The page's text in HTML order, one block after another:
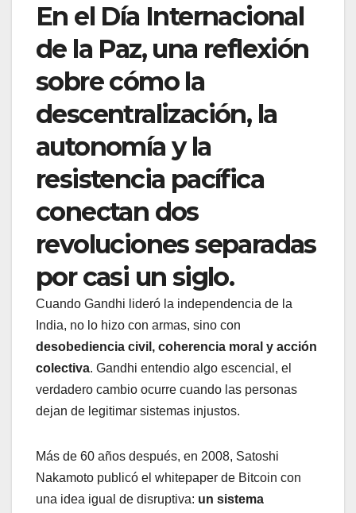
En el Día Internacional
de la Paz, una reflexión
sobre cómo la
descentralización, la
autonomía y la
resistencia pacífica
conectan dos
revoluciones separadas
por casi un siglo.
Cuando Gandhi lideró la independencia de la
India, no lo hizo con armas, sino con
desobediencia civil, coherencia moral y acción
colectiva. Gandhi entendio algo escencial, el
verdadero cambio ocurre cuando las personas
dejan de legitimar sistemas injustos.
Más de 60 años después, en 2008, Satoshi
Nakamoto publicó el whitepaper de Bitcoin con
una idea igual de disruptiva: un sistema